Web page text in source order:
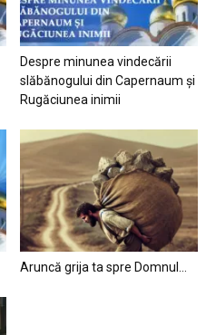
Despre minunea vindecării
slăbănogului din Capernaum și
Rugăciunea inimii
Aruncă grija ta spre Domnul…